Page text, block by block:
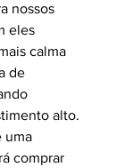
nossos
eles
calma
de
alto.
uma
comprar